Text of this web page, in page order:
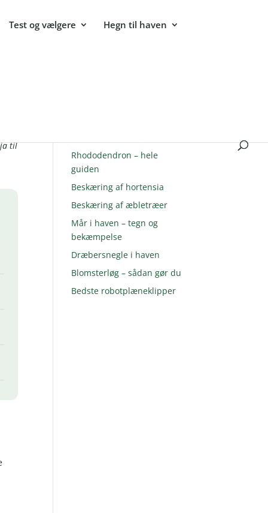
Test og vælgere Hegn til haven
ja til
Rhododendron – hele
guiden
Beskæring af hortensia
Beskæring af æbletræer
Mår i haven – tegn og
bekæmpelse
Dræbersnegle i haven
Blomsterløg – sådan gør du
Bedste robotplæneklipper